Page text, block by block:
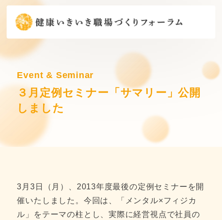
Event & Seminar
３月定例セミナー「サマリー」公開
しました
3月3日（月）、2013年度最後の定例セミナーを開
催いたしました。今回は、「メンタル×フィジカ
ル」をテーマの柱とし、実際に経営視点で社員の